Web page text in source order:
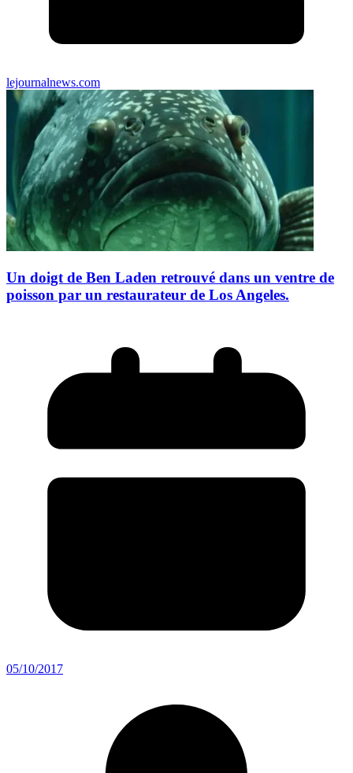
lejournalnews.com
Un doigt de Ben Laden retrouvé dans un ventre de
poisson par un restaurateur de Los Angeles.
05/10/2017